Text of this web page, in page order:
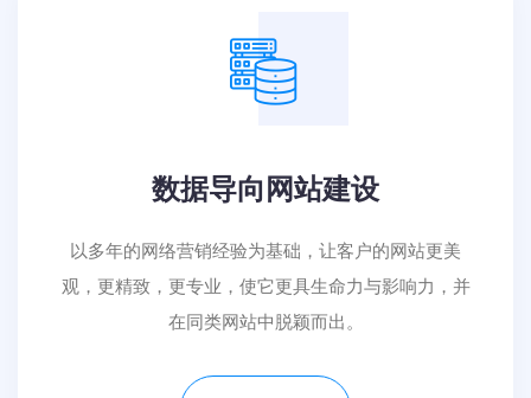
数据导向网站建设
以多年的网络营销经验为基础，让客户的网站更美
观，更精致，更专业，使它更具生命力与影响力，并
在同类网站中脱颖而出。